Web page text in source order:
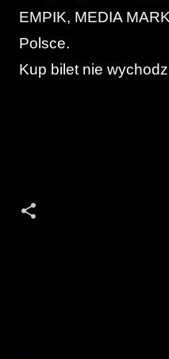
EMPIK, MEDIA
Polsce.
Kup bilet nie